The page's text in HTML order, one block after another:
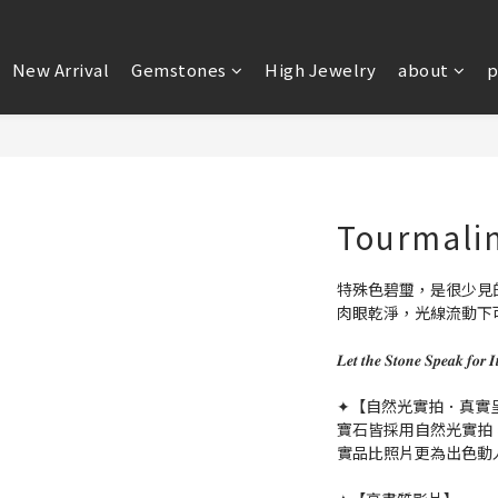
New Arrival Gemstones High Jewelry about
特殊色碧璽，是很少
肉眼乾淨，光線流動下
𝑳𝒆𝒕 𝒕𝒉𝒆 𝑺𝒕𝒐𝒏𝒆 𝑺𝒑𝒆𝒂𝒌 𝒇𝒐𝒓
✦【自然光實拍．真實
寶石皆採用自然光實拍
實品比照片更為出色動